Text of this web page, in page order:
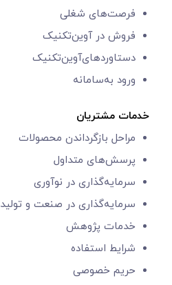
فرصت‌های شغلی
فروش در آوین‌تکنیک
دستاوردهای‌آوین‌تکنیک
ورود به‌سامانه
خدمات مشتریان
مراحل بازگرداندن محصولات
پرسش‌های متداول
سرمایه‌گذاری در نوآوری
سرمایه‌گذاری در صنعت و تولید
خدمات پژوهش
شرایط استفاده
حریم خصوصی